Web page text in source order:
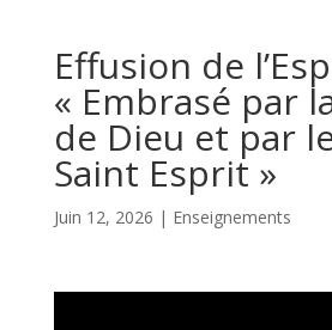
Effusion de
« Embrasé par
de Dieu et par
Saint Esprit »
Juin 12, 2026 | Enseignements